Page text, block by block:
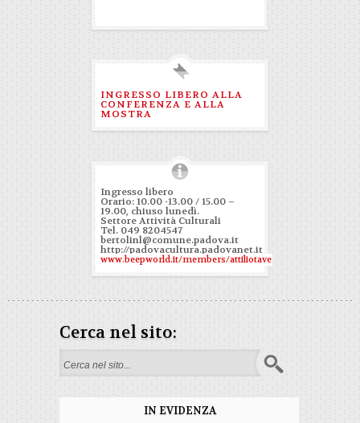
INGRESSO LIBERO ALLA
CONFERENZA E ALLA
MOSTRA
Ingresso libero
Orario: 10.00 -13.00 / 15.00 –
19.00, chiuso lunedì.
Settore Attività Culturali
Tel. 049 8204547
bertolinl@comune.padova.it
http://padovacultura.padovanet.it
www.beepworld.it/members/attiliotaverna
Cerca nel sito:
Search form
IN EVIDENZA